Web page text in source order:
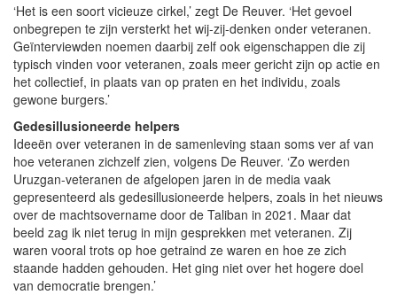
‘Het is een soort vicieuze cirkel,’ zegt De Reuver. ‘Het gevoel
onbegrepen te zijn versterkt het wij-zij-denken onder veteranen.
Geïnterviewden noemen daarbij zelf ook eigenschappen die zij
typisch vinden voor veteranen, zoals meer gericht zijn op actie en
het collectief, in plaats van op praten en het individu, zoals
gewone burgers.’
Gedesillusioneerde helpers
Ideeën over veteranen in de samenleving staan soms ver af van
hoe veteranen zichzelf zien, volgens De Reuver. ‘Zo werden
Uruzgan-veteranen de afgelopen jaren in de media vaak
gepresenteerd als gedesillusioneerde helpers, zoals in het nieuws
over de machtsovername door de Taliban in 2021. Maar dat
beeld zag ik niet terug in mijn gesprekken met veteranen. Zij
waren vooral trots op hoe getraind ze waren en hoe ze zich
staande hadden gehouden. Het ging niet over het hogere doel
van democratie brengen.’